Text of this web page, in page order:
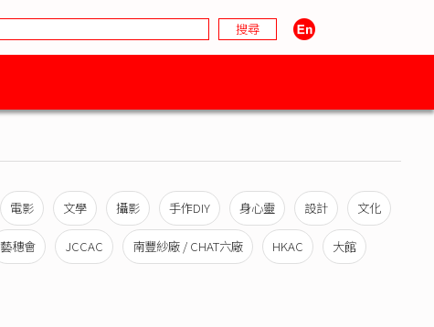
電影 文學 攝影 手作DIY 身心靈 設計 文化
藝穗會 JCCAC 南豐紗廠 / CHAT六廠 HKAC 大館